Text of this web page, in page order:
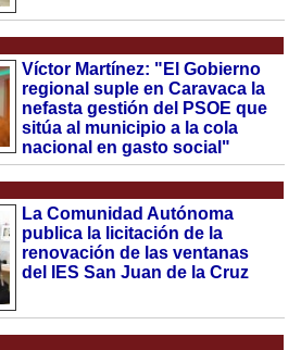
Víctor Martínez: "El Gobierno
regional suple en Caravaca la
nefasta gestión del PSOE que
sitúa al municipio a la cola
nacional en gasto social"
La Comunidad Autónoma
publica la licitación de la
renovación de las ventanas
del IES San Juan de la Cruz